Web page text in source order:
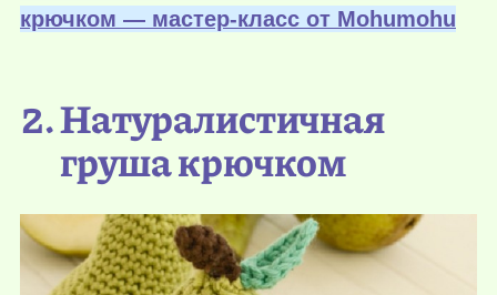
крючком — мастер-класс от Мohumohu
2. Натуралистичная
груша крючком